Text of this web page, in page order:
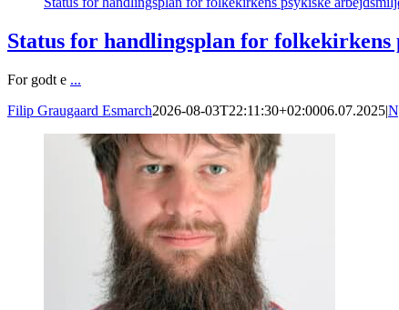
Status for handlingsplan for
For godt e ...
Filip Graugaard Esmarch2026-08-03T22:11:30+02:0006.07.2025|